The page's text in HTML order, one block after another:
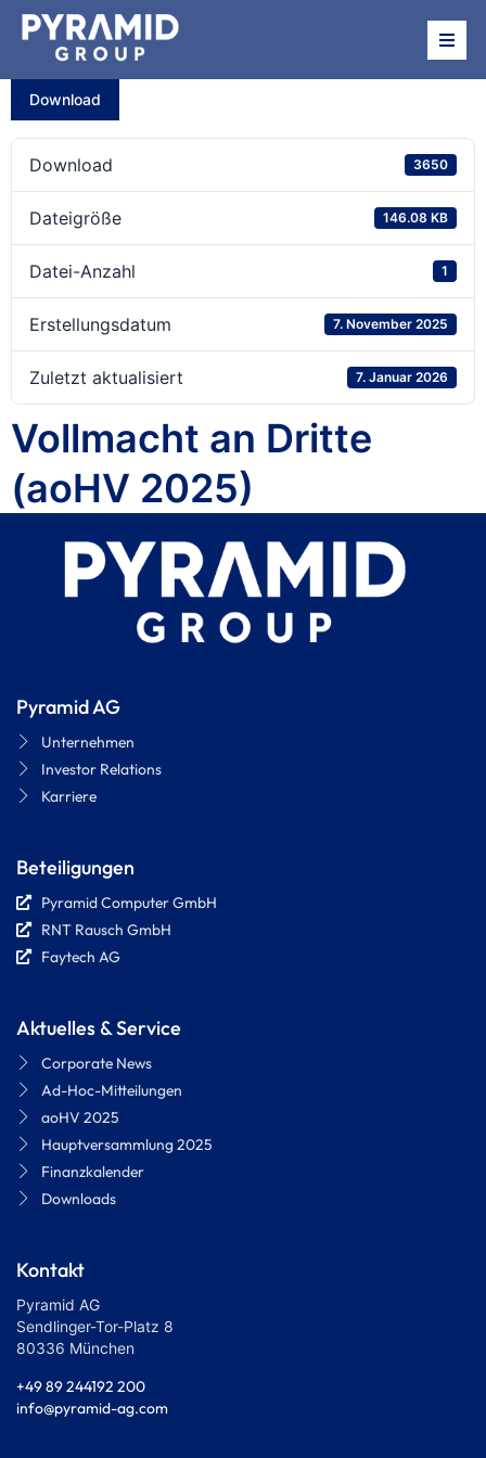
Über uns
Beteiligungen
News
Termine
Investor Relations
Download
Download 3650
Dateigröße 146.08 KB
Datei-Anzahl 1
Erstellungsdatum 7. November 2025
Zuletzt aktualisiert 7. Januar 2026
Vollmacht an Dritte
(aoHV 2025)
Pyramid AG
Unternehmen
Investor Relations
Karriere
Beteiligungen
Pyramid Computer GmbH
RNT Rausch GmbH
Faytech AG
Aktuelles & Service
Corporate News
Ad-Hoc-Mitteilungen
aoHV 2025
Hauptversammlung 2025
Finanzkalender
Downloads
Kontakt
Pyramid AG
Sendlinger-Tor-Platz 8
80336 München
+49 89 244192 200
info@pyramid-ag.com